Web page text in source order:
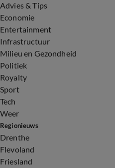
Advies & Tips
Economie
Entertainment
Infrastructuur
Milieu en Gezondheid
Politiek
Royalty
Sport
Tech
Weer
Regionieuws
Drenthe
Flevoland
Friesland